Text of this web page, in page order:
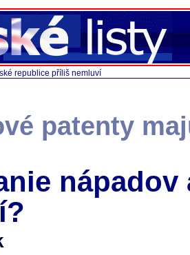
republice příliš nemluví
patenty